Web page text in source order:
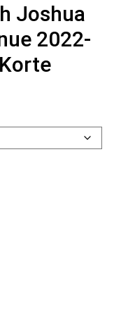
Joshua
2022-